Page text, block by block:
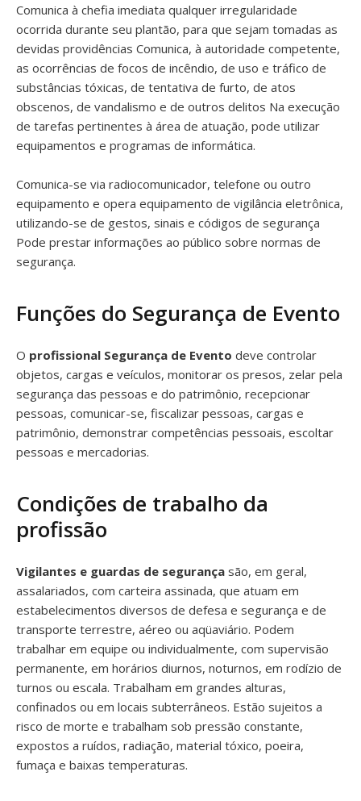
Comunica à chefia imediata qualquer irregularidade
ocorrida durante seu plantão, para que sejam tomadas as
devidas providências Comunica, à autoridade competente,
as ocorrências de focos de incêndio, de uso e tráfico de
substâncias tóxicas, de tentativa de furto, de atos
obscenos, de vandalismo e de outros delitos Na execução
de tarefas pertinentes à área de atuação, pode utilizar
equipamentos e programas de informática.
Comunica-se via radiocomunicador, telefone ou outro
equipamento e opera equipamento de vigilância eletrônica,
utilizando-se de gestos, sinais e códigos de segurança
Pode prestar informações ao público sobre normas de
segurança.
Funções do Segurança de Evento
O profissional Segurança de Evento deve controlar
objetos, cargas e veículos, monitorar os presos, zelar pela
segurança das pessoas e do patrimônio, recepcionar
pessoas, comunicar-se, fiscalizar pessoas, cargas e
patrimônio, demonstrar competências pessoais, escoltar
pessoas e mercadorias.
Condições de trabalho da
profissão
Vigilantes e guardas de segurança são, em geral,
assalariados, com carteira assinada, que atuam em
estabelecimentos diversos de defesa e segurança e de
transporte terrestre, aéreo ou aqüaviário. Podem
trabalhar em equipe ou individualmente, com supervisão
permanente, em horários diurnos, noturnos, em rodízio de
turnos ou escala. Trabalham em grandes alturas,
confinados ou em locais subterrâneos. Estão sujeitos a
risco de morte e trabalham sob pressão constante,
expostos a ruídos, radiação, material tóxico, poeira,
fumaça e baixas temperaturas.